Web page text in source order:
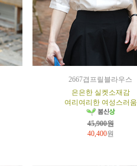
2667겹프릴블라우스
은은한 실켓소재감
여리여리한 여성스러움
45,900원
40,400원